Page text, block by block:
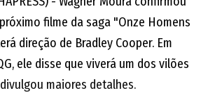
-- O Coração da Noite
e Igor Miguel
Dolores
filme da saga "Onze Homens
direção de Bradley Cooper. Em
ele disse que viverá um dos vilões
maiores detalhes.